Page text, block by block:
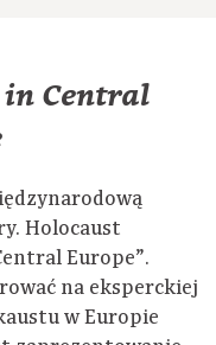
Central
Holocaust
Europe”.
na eksperckiej
w Europie